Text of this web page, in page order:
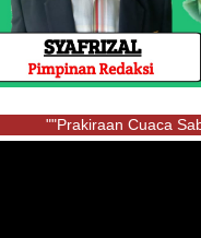
""Prakiraan